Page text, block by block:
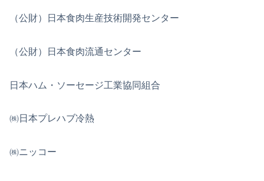
（公財）日本食肉生産技術開発センター
（公財）日本食肉流通センター
日本ハム・ソーセージ工業協同組合
㈱日本プレハブ冷熱
㈱ニッコー